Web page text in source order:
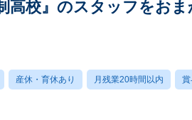
高校』のスタッフをお
産休・育休あり 月残業20時間以内